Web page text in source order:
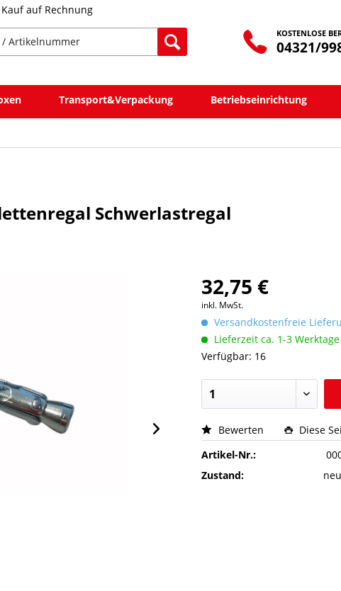
Kauf auf Rechnung
KOSTENLOSE
04321/
Transport&Verpackung Betriebseinrichtung
Schwerlastregal
32,75 €
inkl. MwSt.
Versandkostenfreie
Lieferzeit ca. 1-3 Werktage
Verfügbar: 16
Bewerten Diese
Artikel-Nr.:
Zustand:
neu